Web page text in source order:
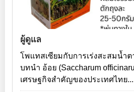
ผู้ดูแล
โพแทสเซียมกับการเร่งสะสมน้ำ
บทนำ อ้อย (Saccharum
เศรษฐกิจสำคัญของประเทศไทย...